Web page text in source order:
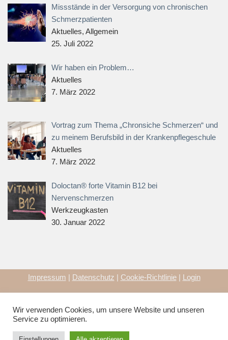
Missstände in der Versorgung von chronischen
Schmerzpatienten
Aktuelles, Allgemein
25. Juli 2022
Wir haben ein Problem…
Aktuelles
7. März 2022
Vortrag zum Thema „Chronsiche Schmerzen“ und
zu meinem Berufsbild in der Krankenpflegeschule
Aktuelles
7. März 2022
Doloctan® forte Vitamin B12 bei
Nervenschmerzen
Werkzeugkasten
30. Januar 2022
Impressum | Datenschutz | Cookie-Richtlinie| Login
by
Wir verwenden Cookies, um unsere Website und unseren
Service zu optimieren.